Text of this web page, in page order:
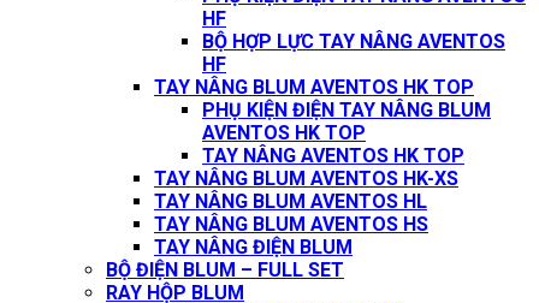
HF
BỘ HỢP LỰC TAY NÂNG AVENTOS
HF
TAY NÂNG BLUM AVENTOS HK TOP
PHỤ KIỆN ĐIỆN TAY NÂNG BLUM
AVENTOS HK TOP
TAY NÂNG AVENTOS HK TOP
TAY NÂNG BLUM AVENTOS HK-XS
TAY NÂNG BLUM AVENTOS HL
TAY NÂNG BLUM AVENTOS HS
TAY NÂNG ĐIỆN BLUM
BỘ ĐIỆN BLUM – FULL SET
RAY HỘP BLUM